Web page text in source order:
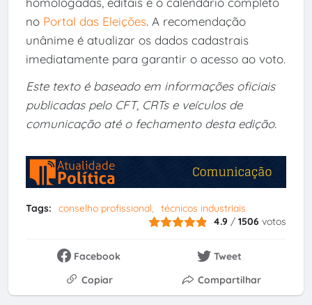
no Portal das Eleições. A recomendação
unânime é atualizar os dados cadastrais
imediatamente para garantir o acesso ao voto.
Este texto é baseado em informações oficiais
publicadas pelo CFT, CRTs e veículos de
comunicação até o fechamento desta edição.
Tags: conselho profissional
técnicos industriais
4.9 /1506 votos
Facebook
Tweet
Copiar
Compartilhar